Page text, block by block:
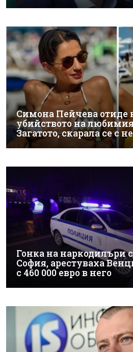
Симона Пейчева отиде
убийството на
Загатото, скарала се с
Гонка на наркодилъри
София, арестуваха
с 460 000 евро в него